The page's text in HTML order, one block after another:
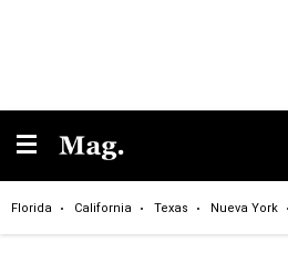
Florida California Texas Nueva York